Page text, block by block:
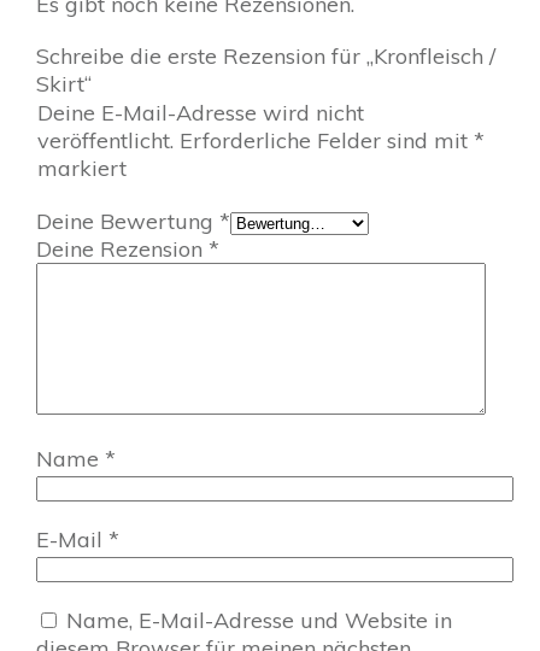
Schreibe die erste Rezension für „Kronfleisch /
Skirt“
Deine E-Mail-Adresse wird nicht
veröffentlicht. Erforderliche Felder sind mit *
markiert
Deine Bewertung *
Deine Rezension *
Name *
E-Mail *
Name, E-Mail-Adresse und Website in